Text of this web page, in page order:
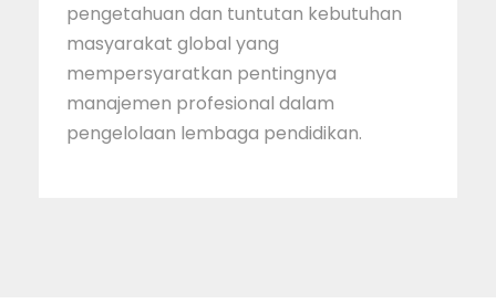
pengetahuan dan tuntutan kebutuhan
masyarakat global yang
mempersyaratkan pentingnya
manajemen profesional dalam
pengelolaan lembaga pendidikan.